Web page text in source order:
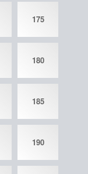
175
180
185
190